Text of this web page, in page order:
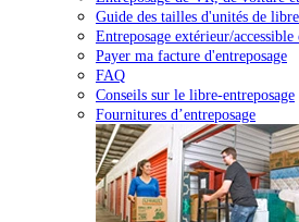
Guide des tailles d'unités de
Entreposage extérieur/
Payer ma facture d'entreposage
FAQ
Conseils sur le libre-entreposage
Fournitures d’entreposage